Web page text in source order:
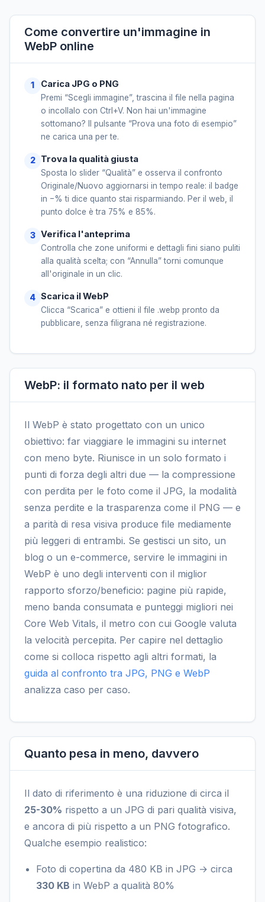
Come convertire un'immagine in
WebP online
Carica JPG o PNG
Premi “Scegli immagine”, trascina il file nella pagina
o incollalo con Ctrl+V. Non hai un'immagine
sottomano? Il pulsante “Prova una foto di esempio”
ne carica una per te.
Trova la qualità giusta
Sposta lo slider “Qualità” e osserva il confronto
Originale/Nuovo aggiornarsi in tempo reale: il badge
in −% ti dice quanto stai risparmiando. Per il web, il
punto dolce è tra 75% e 85%.
Verifica l'anteprima
Controlla che zone uniformi e dettagli fini siano puliti
alla qualità scelta; con “Annulla” torni comunque
all'originale in un clic.
Scarica il WebP
Clicca “Scarica” e ottieni il file .webp pronto da
pubblicare, senza filigrana né registrazione.
WebP: il formato nato per il web
Il WebP è stato progettato con un unico
obiettivo: far viaggiare le immagini su internet
con meno byte. Riunisce in un solo formato i
punti di forza degli altri due — la compressione
con perdita per le foto come il JPG, la modalità
senza perdite e la trasparenza come il PNG — e
a parità di resa visiva produce file mediamente
più leggeri di entrambi. Se gestisci un sito, un
blog o un e-commerce, servire le immagini in
WebP è uno degli interventi con il miglior
rapporto sforzo/beneficio: pagine più rapide,
meno banda consumata e punteggi migliori nei
Core Web Vitals, il metro con cui Google valuta
la velocità percepita. Per capire nel dettaglio
come si colloca rispetto agli altri formati, la
guida al confronto tra JPG, PNG e WebP
analizza caso per caso.
Quanto pesa in meno, davvero
Il dato di riferimento è una riduzione di circa il
25-30% rispetto a un JPG di pari qualità visiva,
e ancora di più rispetto a un PNG fotografico.
Qualche esempio realistico:
Foto di copertina da 480 KB in JPG → circa
330 KB in WebP a qualità 80%